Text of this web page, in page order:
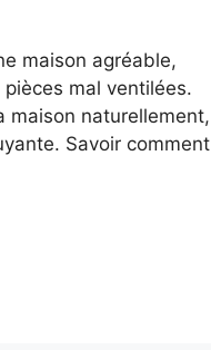
maison agréable,
mal ventilées.
maison naturellement,
Savoir comment